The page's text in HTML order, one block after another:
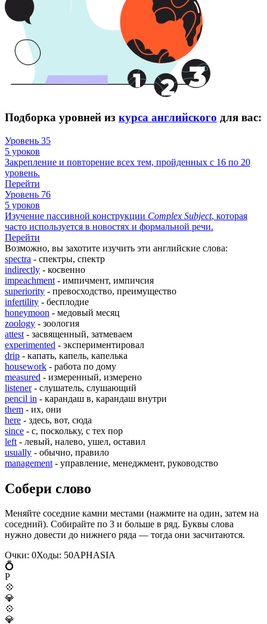
Подборка уровней из курса английского для вас:
Уровень 35
5 уроков
Закрепление и повторение всех тем, пройденных с 16 по 20
уровень.
Перейти
Уровень 76
5 уроков
Изучение пассивной конструкции Complex Subject, которая
часто используется в новостях и формальной речи.
Перейти
Возможно, вы захотите изучить эти английские слова:
spectra - спектры, спектр
indirectly - косвенно
impeachment - импичмент, импичсия
superiority - превосходство, преимущество
infertility - бесплодие
honeymoon - медовый месяц
zoology - зоология
attest - засвященный, затмеваем
experimented - экспериментировал
drip - капать, капель, капелька
housework - работа по дому
measured - измеренный, измерено
listener- слушатель, слушающий
pencil in - карандаш в, карандаш внутри
them - их, они
here - здесь, вот, сюда
since - с, поскольку, с тех пор
left - левый, налево, ушел, оставил
usually - обычно, правило
management - управление, менеджмент, руководство
Собери слово
Меняйте соседние камни местами (нажмите на один, затем на
соседний). Собирайте по 3 и больше в ряд. Буквы слова
нужно довести до нижнего ряда — тогда они засчитаются.
Очки: 0Ходы: 50APHASIA
💍
P
💠
💎
💠
💎